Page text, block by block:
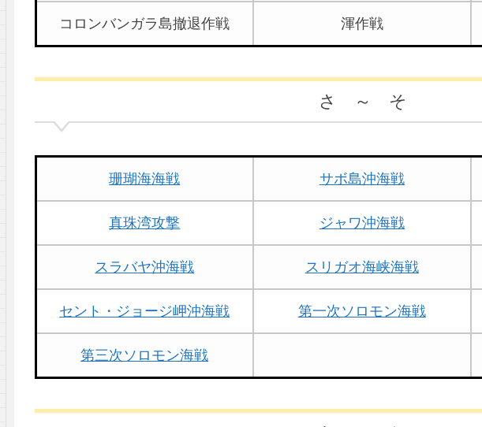
コロンバンガラ島撤退作戦 渾作戦
さ ～ そ
珊瑚海海戦 サボ島沖海戦
真珠湾攻撃 ジャワ沖海戦
スラバヤ沖海戦 スリガオ海峡海戦
セント・ジョージ岬沖海戦 第一次ソロモン海戦
第三次ソロモン海戦